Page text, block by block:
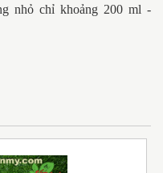
nhỏ chỉ khoảng 200 ml -